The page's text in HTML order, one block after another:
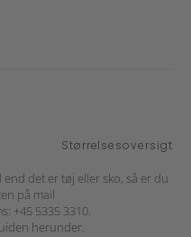
Størrelsesoversigt
det er tøj eller sko, så er du
på mail
+45 5335 3310.
herunder.